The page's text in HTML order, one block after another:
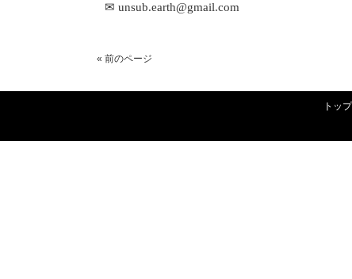
✉ unsub.earth@gmail.com
« 前のページ
トップ